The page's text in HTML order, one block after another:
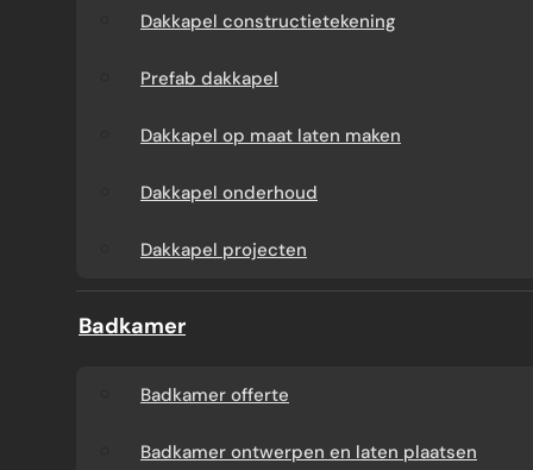
Dakkapel constructietekening
Prefab dakkapel
Dakkapel op maat laten maken
Dakkapel onderhoud
Dakkapel projecten
Badkamer
Badkamer offerte
Badkamer ontwerpen en laten plaatsen